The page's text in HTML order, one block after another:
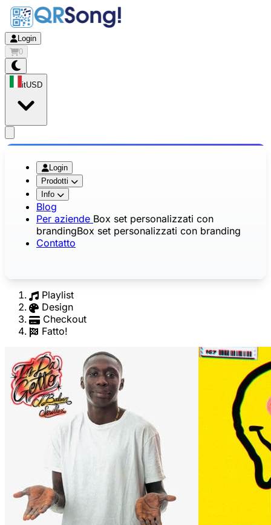
Login
0
itUSD
Login
Prodotti
Info
Blog
Per aziende Box set personalizzati con
brandingBox set personalizzati con branding
Contatto
Playlist
Design
Checkout
Fatto!